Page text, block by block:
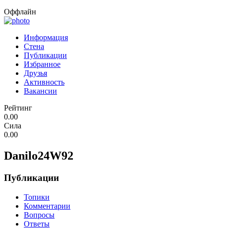
Оффлайн
Информация
Стена
Публикации
Избранное
Друзья
Активность
Вакансии
Рейтинг
0.00
Сила
0.00
Danilo24W92
Публикации
Топики
Комментарии
Вопросы
Ответы